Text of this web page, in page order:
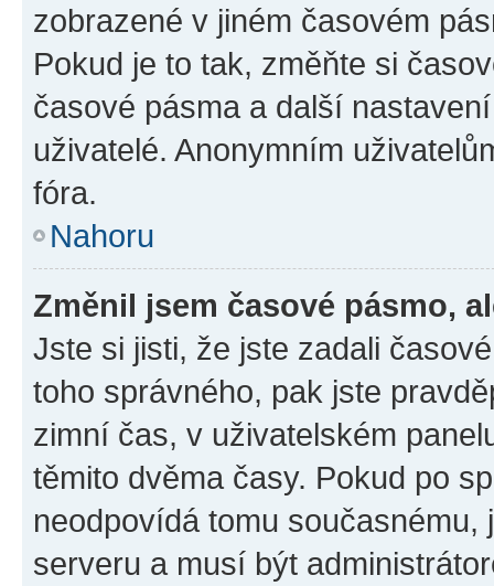
zobrazené v jiném časovém
Pokud je to tak, změňte si
časové pásma a další
uživatelé. Anonymním
fóra.
Nahoru
Změnil jsem časové pásmo,
Jste si jisti, že jste zadali
toho správného, pak jste
zimní čas, v uživatelském
těmito dvěma časy. Pokud po
neodpovídá tomu
serveru a musí být